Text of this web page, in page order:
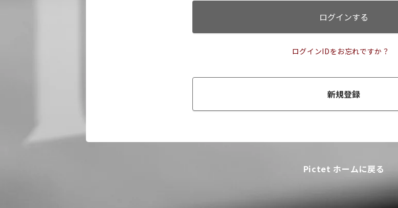
ログインする
ログインIDをお忘れですか？
新規登録
Pictet ホームに戻る